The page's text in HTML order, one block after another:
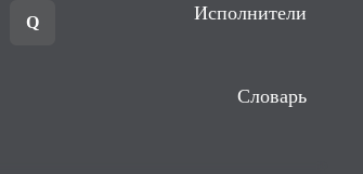
Q Исполнители
Словарь